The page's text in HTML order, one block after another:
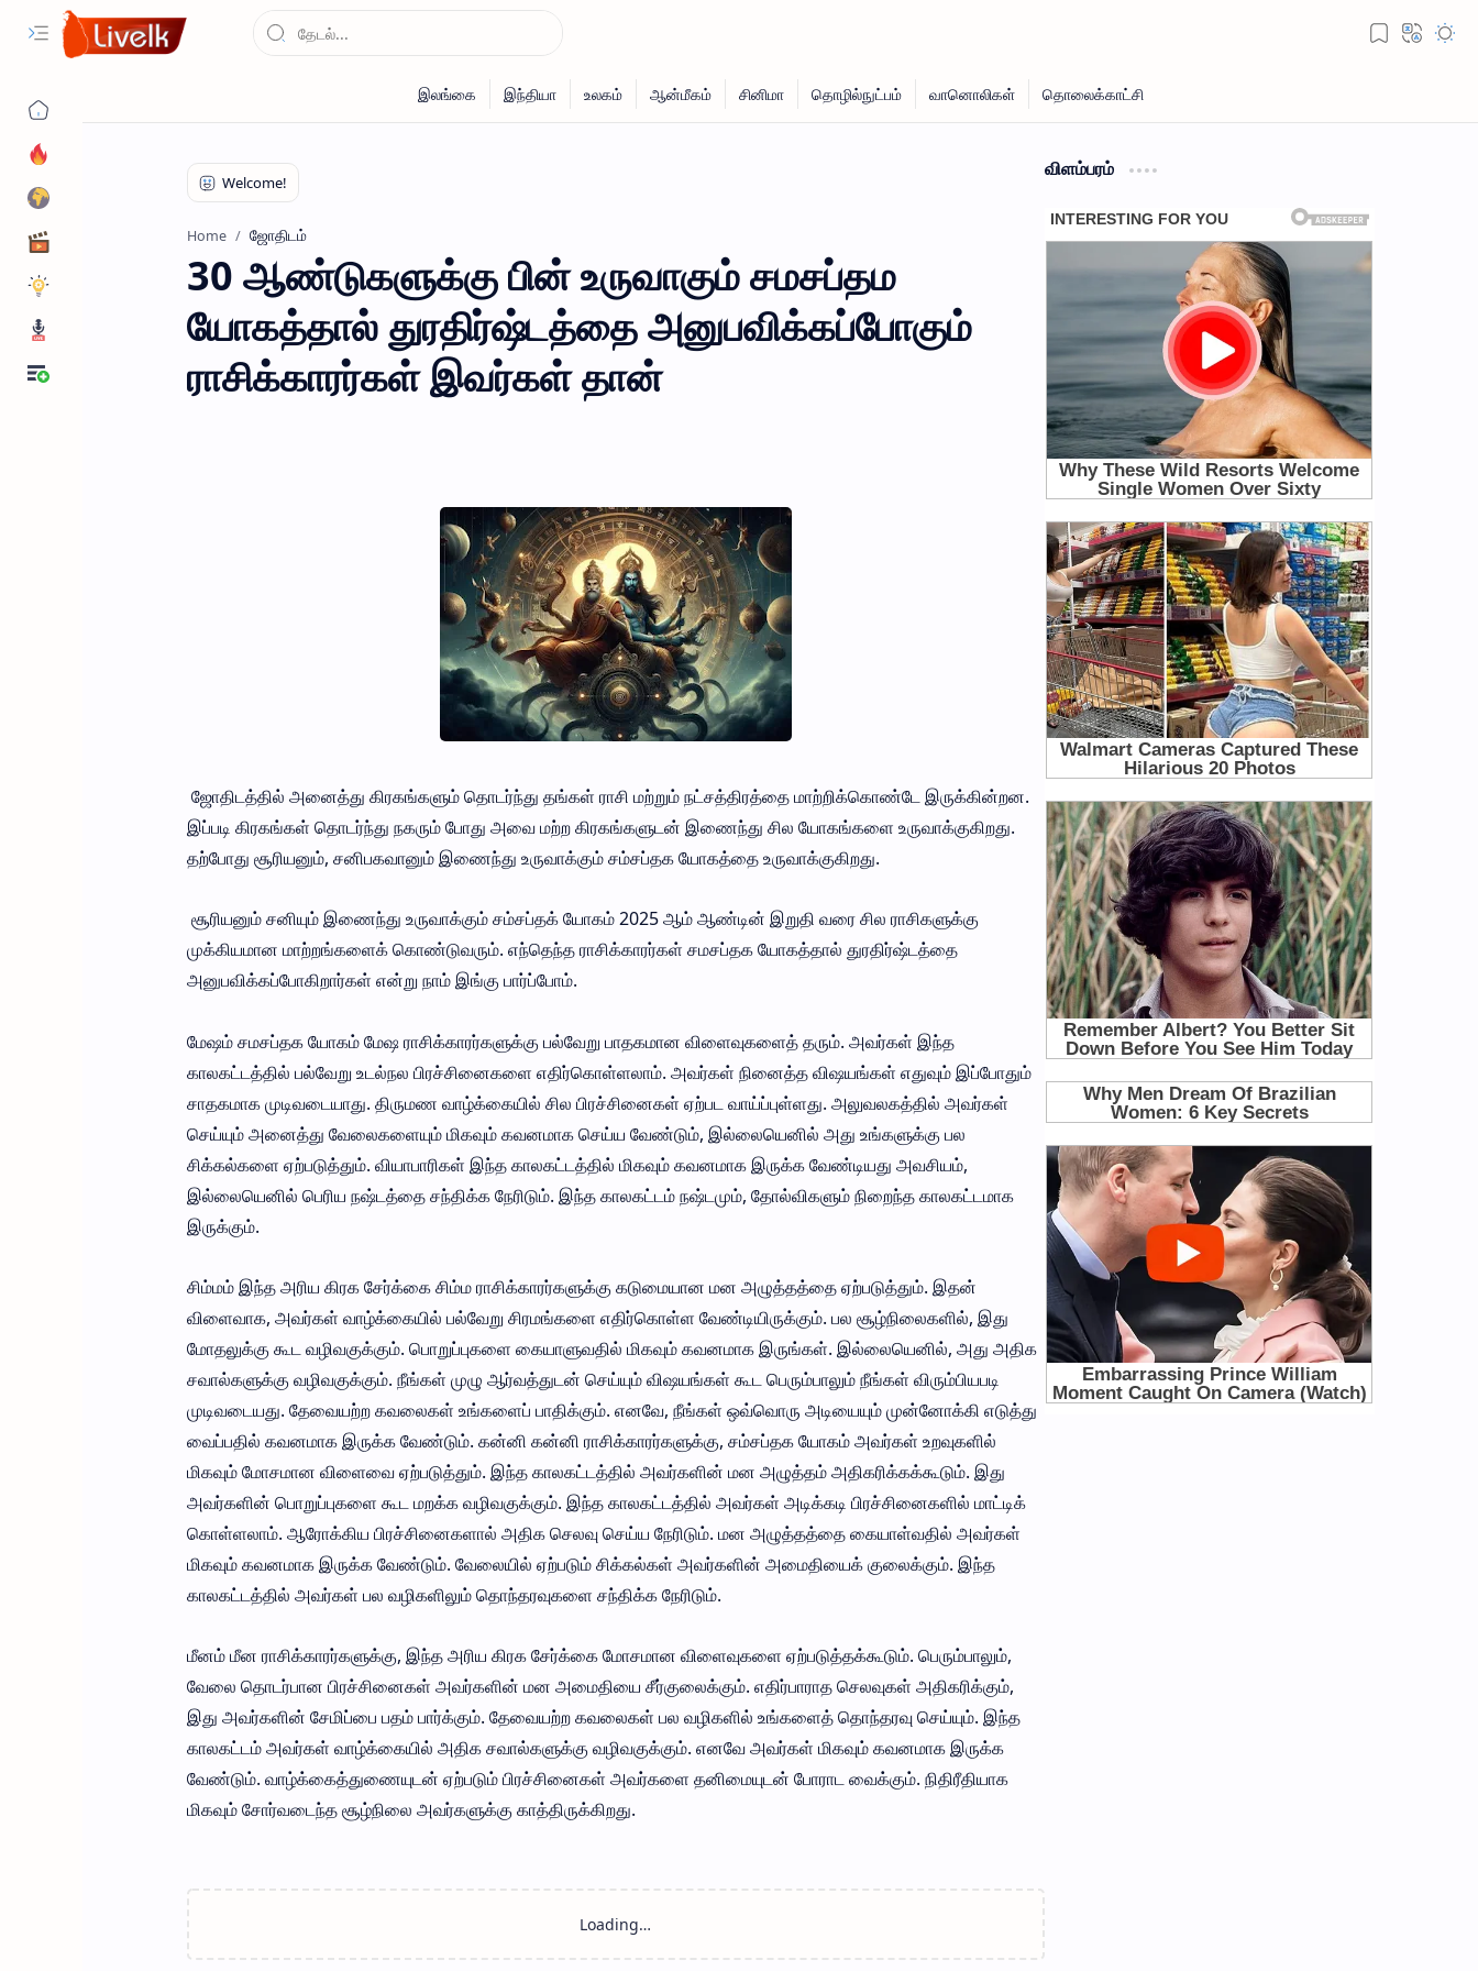
Home ஜோதிடம்
30 ஆண்டுகளுக்கு பின் உருவாகும் சமசப்தம
யோகத்தால் துரதிர்ஷ்டத்தை அனுபவிக்கப்போகும்
ராசிக்காரர்கள் இவர்கள் தான்
ஜோதிடத்தில் அனைத்து கிரகங்களும் தொடர்ந்து தங்கள் ராசி மற்றும் நட்சத்திரத்தை மாற்றிக்கொண்டே இருக்கின்றன.
இப்படி கிரகங்கள் தொடர்ந்து நகரும் போது அவை மற்ற கிரகங்களுடன் இணைந்து சில யோகங்களை உருவாக்குகிறது.
தற்போது சூரியனும், சனிபகவானும் இணைந்து உருவாக்கும் சம்சப்தக யோகத்தை உருவாக்குகிறது.
சூரியனும் சனியும் இணைந்து உருவாக்கும் சம்சப்தக் யோகம் 2025 ஆம் ஆண்டின் இறுதி வரை சில ராசிகளுக்கு
முக்கியமான மாற்றங்களைக் கொண்டுவரும். எந்தெந்த ராசிக்காரர்கள் சமசப்தக யோகத்தால் துரதிர்ஷ்டத்தை
அனுபவிக்கப்போகிறார்கள் என்று நாம் இங்கு பார்ப்போம்.
மேஷம் சமசப்தக யோகம் மேஷ ராசிக்காரர்களுக்கு பல்வேறு பாதகமான விளைவுகளைத் தரும். அவர்கள் இந்த
காலகட்டத்தில் பல்வேறு உடல்நல பிரச்சினைகளை எதிர்கொள்ளலாம். அவர்கள் நினைத்த விஷயங்கள் எதுவும் இப்போதும்
சாதகமாக முடிவடையாது. திருமண வாழ்க்கையில் சில பிரச்சினைகள் ஏற்பட வாய்ப்புள்ளது. அலுவலகத்தில் அவர்கள்
செய்யும் அனைத்து வேலைகளையும் மிகவும் கவனமாக செய்ய வேண்டும், இல்லையெனில் அது உங்களுக்கு பல
சிக்கல்களை ஏற்படுத்தும். வியாபாரிகள் இந்த காலகட்டத்தில் மிகவும் கவனமாக இருக்க வேண்டியது அவசியம்,
இல்லையெனில் பெரிய நஷ்டத்தை சந்திக்க நேரிடும். இந்த காலகட்டம் நஷ்டமும், தோல்விகளும் நிறைந்த காலகட்டமாக
இருக்கும்.
சிம்மம் இந்த அரிய கிரக சேர்க்கை சிம்ம ராசிக்காரர்களுக்கு கடுமையான மன அழுத்தத்தை ஏற்படுத்தும். இதன்
விளைவாக, அவர்கள் வாழ்க்கையில் பல்வேறு சிரமங்களை எதிர்கொள்ள வேண்டியிருக்கும். பல சூழ்நிலைகளில், இது
மோதலுக்கு கூட வழிவகுக்கும். பொறுப்புகளை கையாளுவதில் மிகவும் கவனமாக இருங்கள். இல்லையெனில், அது அதிக
சவால்களுக்கு வழிவகுக்கும். நீங்கள் முழு ஆர்வத்துடன் செய்யும் விஷயங்கள் கூட பெரும்பாலும் நீங்கள் விரும்பியபடி
முடிவடையது. தேவையற்ற கவலைகள் உங்களைப் பாதிக்கும். எனவே, நீங்கள் ஒவ்வொரு அடியையும் முன்னோக்கி எடுத்து
வைப்பதில் கவனமாக இருக்க வேண்டும். கன்னி கன்னி ராசிக்காரர்களுக்கு, சம்சப்தக யோகம் அவர்கள் உறவுகளில்
மிகவும் மோசமான விளைவை ஏற்படுத்தும். இந்த காலகட்டத்தில் அவர்களின் மன அழுத்தம் அதிகரிக்கக்கூடும். இது
அவர்களின் பொறுப்புகளை கூட மறக்க வழிவகுக்கும். இந்த காலகட்டத்தில் அவர்கள் அடிக்கடி பிரச்சினைகளில் மாட்டிக்
கொள்ளலாம். ஆரோக்கிய பிரச்சினைகளால் அதிக செலவு செய்ய நேரிடும். மன அழுத்தத்தை கையாள்வதில் அவர்கள்
மிகவும் கவனமாக இருக்க வேண்டும். வேலையில் ஏற்படும் சிக்கல்கள் அவர்களின் அமைதியைக் குலைக்கும். இந்த
காலகட்டத்தில் அவர்கள் பல வழிகளிலும் தொந்தரவுகளை சந்திக்க நேரிடும்.
மீனம் மீன ராசிக்காரர்களுக்கு, இந்த அரிய கிரக சேர்க்கை மோசமான விளைவுகளை ஏற்படுத்தக்கூடும். பெரும்பாலும்,
வேலை தொடர்பான பிரச்சினைகள் அவர்களின் மன அமைதியை சீர்குலைக்கும். எதிர்பாராத செலவுகள் அதிகரிக்கும்,
இது அவர்களின் சேமிப்பை பதம் பார்க்கும். தேவையற்ற கவலைகள் பல வழிகளில் உங்களைத் தொந்தரவு செய்யும். இந்த
காலகட்டம் அவர்கள் வாழ்க்கையில் அதிக சவால்களுக்கு வழிவகுக்கும். எனவே அவர்கள் மிகவும் கவனமாக இருக்க
வேண்டும். வாழ்க்கைத்துணையுடன் ஏற்படும் பிரச்சினைகள் அவர்களை தனிமையுடன் போராட வைக்கும். நிதிரீதியாக
மிகவும் சோர்வடைந்த சூழ்நிலை அவர்களுக்கு காத்திருக்கிறது.
விளம்பரம்